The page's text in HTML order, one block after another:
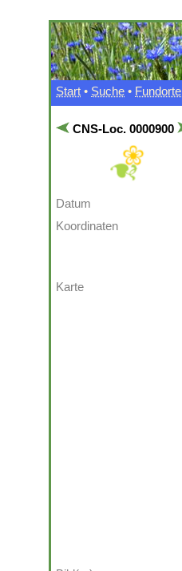
Start • Suche • Fundorte
CNS-Loc. 0000900
Datum
Koordinaten
Karte